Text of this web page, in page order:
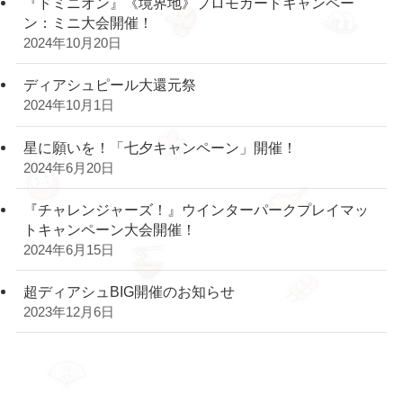
ン：ミニ大会開催！
2024年10月20日
ディアシュピール大還元祭
2024年10月1日
星に願いを！「七夕キャンペーン」開催！
2024年6月20日
『チャレンジャーズ！』ウインターパークプレイマッ
トキャンペーン大会開催！
2024年6月15日
超ディアシュBIG開催のお知らせ
2023年12月6日